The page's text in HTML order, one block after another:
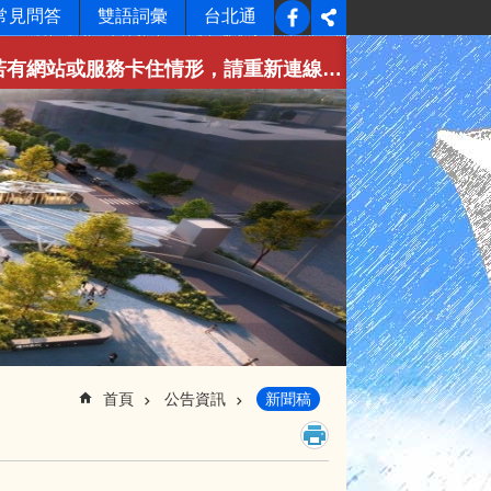
重新連線即可排除，造成不便，敬請見諒。
見問答 雙語詞彙 台北通
首頁 公告資訊 新聞稿